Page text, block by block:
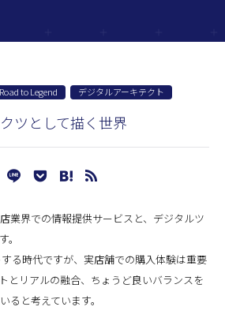
Road to Legend デジタルアーキテクト
ツとして描く世界
業界での情報提供サービスと、デジタルツ
る時代ですが、実店舗での購入体験は重要
とリアルの融合、ちょうど良いバランスを
ると考えています。